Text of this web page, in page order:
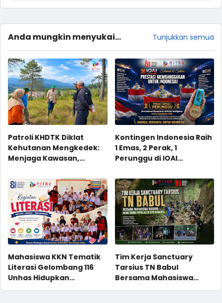
Anda mungkin menyukai
postingan ini
Tunjukkan semua
Patroli KHDTK Diklat
Kehutanan Mengkedek:
Menjaga Kawasan,
Kontingen Indonesia Raih
1 Emas, 2 Perak, 1
Perunggu di IOAI
Mahasiswa KKN Tematik
Literasi Gelombang 116
Unhas Hidupkan
Tim Kerja Sanctuary
Tarsius TN Babul
Bersama Mahasiswa